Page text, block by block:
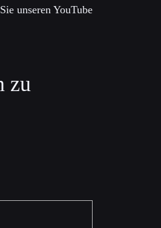
unseren YouTube
zu